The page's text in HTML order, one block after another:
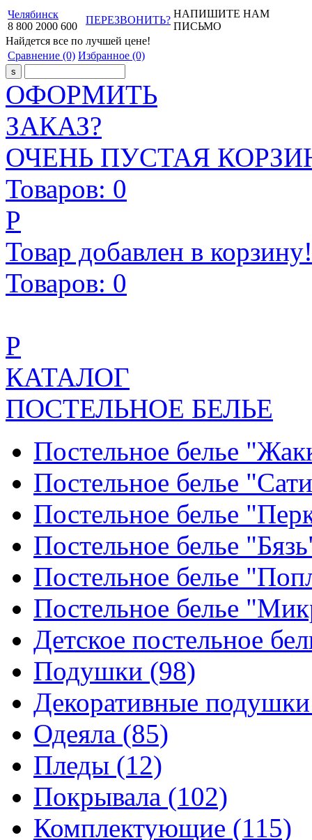
Челябинск
8 800 2000 600
ПЕРЕЗВОНИТЬ?
НАПИШИТЕ НАМ
ПИСЬМО
Найдется все по лучшей цене!
Сравнение (0) Избранное (0)
ОФОРМИТЬ
ЗАКАЗ?
ОЧЕНЬ ПУСТАЯ
Товаров: 0
Р
Товар добавлен в корзину!
Товаров: 0
Р
КАТАЛОГ
ПОСТЕЛЬНОЕ БЕЛЬЕ
Постельное белье
Постельное белье
Постельное белье
Постельное белье
Постельное белье
Постельное белье
Детское постельное
Подушки (98)
Декоративные
Одеяла (85)
Пледы (12)
Покрывала (102)
Комплектующие (115)